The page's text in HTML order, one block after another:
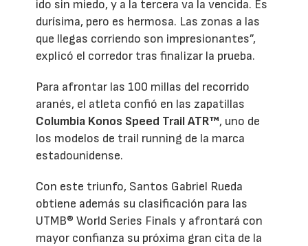
ido sin miedo, y a la tercera va la vencida. Es
durísima, pero es hermosa. Las zonas a las
que llegas corriendo son impresionantes”,
explicó el corredor tras finalizar la prueba.
Para afrontar las 100 millas del recorrido
aranés, el atleta confió en las zapatillas
Columbia Konos Speed Trail ATR™, uno de
los modelos de trail running de la marca
estadounidense.
Con este triunfo, Santos Gabriel Rueda
obtiene además su clasificación para las
UTMB® World Series Finals y afrontará con
mayor confianza su próxima gran cita de la